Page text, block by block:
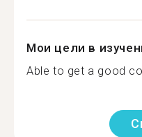
Мои цели в
Able to get a good